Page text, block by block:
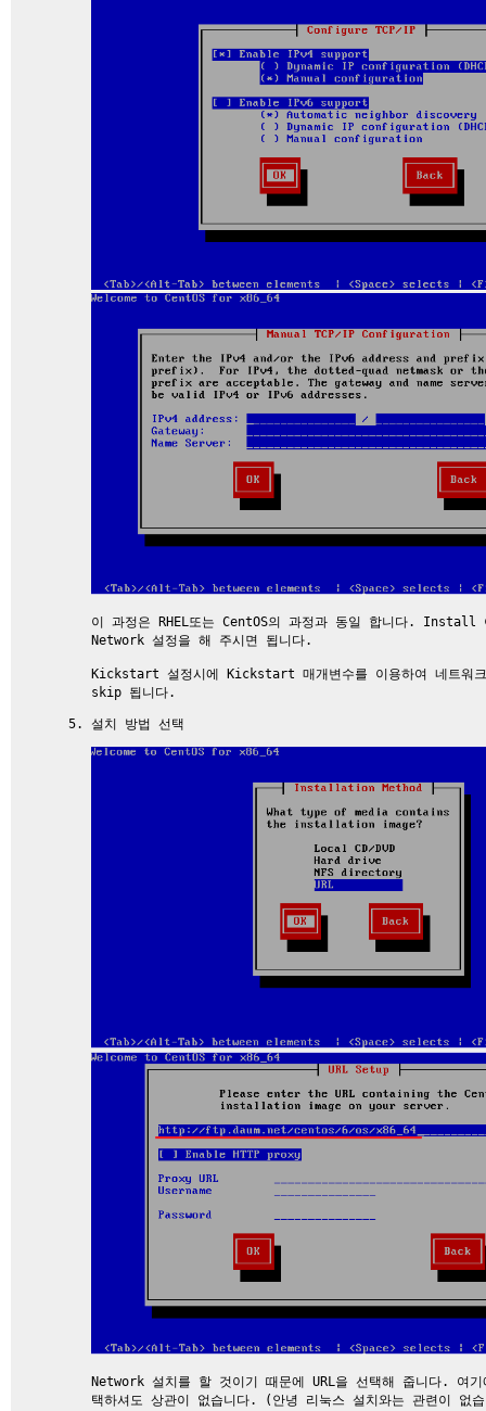
이 과정은 RHEL또는 CentOS의 과정과 동일 합니다. Install
Network 설정을 해 주시면 됩니다.
Kickstart 설정시에 Kickstart 매개변수를 이용하여 네트워크
skip 됩니다.
설치 방법 선택
Network 설치를 할 것이기 때문에 URL을 선택해 줍니다. 여
택하셔도 상관이 없습니다. (안녕 리눅스 설치와는 관련이 없